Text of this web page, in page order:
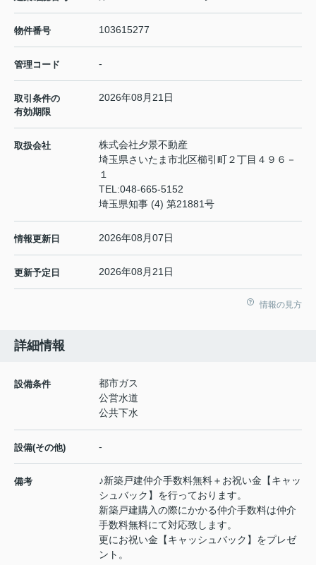
物件番号 103615277
管理コード -
取引条件の
有効期限
2026年08月21日
取扱会社
株式会社夕景不動産
埼玉県さいたま市北区櫛引町２丁目４９６－
１
TEL:048-665-5152
埼玉県知事 (4) 第21881号
情報更新日 2026年08月07日
更新予定日 2026年08月21日
情報の見方
詳細情報
設備条件
都市ガス
公営水道
公共下水
設備(その他) -
備考
♪新築戸建仲介手数料無料＋お祝い金【キャッ
シュバック】を行っております。
新築戸建購入の際にかかる仲介手数料は仲介
手数料無料にて対応致します。
更にお祝い金【キャッシュバック】をプレゼ
ント。